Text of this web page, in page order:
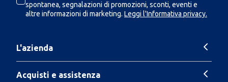
spontanea, segnalazioni di promozioni, sconti, eventi e
altre informazioni di marketing. Leggi l'Informativa privacy.
L'azienda
Acquisti e assistenza